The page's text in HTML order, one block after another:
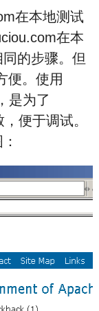
在本地测试
在本
的步骤。但
便。使用
是为了
便于调试。